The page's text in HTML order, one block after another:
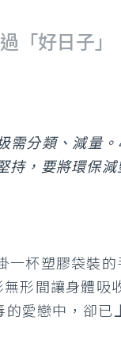
「好日子」
需分類、減量
持，要將環保
一杯塑膠袋裝的
形間讓身體吸
愛戀中，卻已